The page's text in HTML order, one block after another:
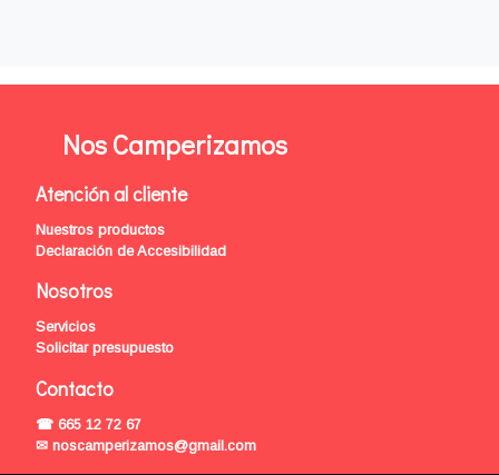
Nos Camperizamos
Atención al cliente
Nuestros productos
Declaración de Accesibilidad
Nosotros
Servicios
Solicitar presupuesto
Contacto
☎ 665 12 72 67
✉ noscamperizamos@gmail.com